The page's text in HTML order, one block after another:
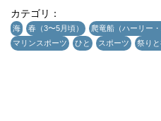
カテゴリ：
海 春（3〜5月頃） 爬竜船（ハーリー・
マリンスポーツ
ひと スポーツ
祭り